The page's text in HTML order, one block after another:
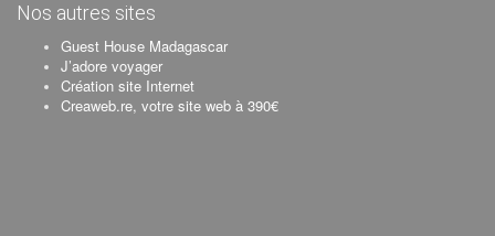
Nos autres sites
Guest House Madagascar
J’adore voyager
Création site Internet
Creaweb.re, votre site web à 390€